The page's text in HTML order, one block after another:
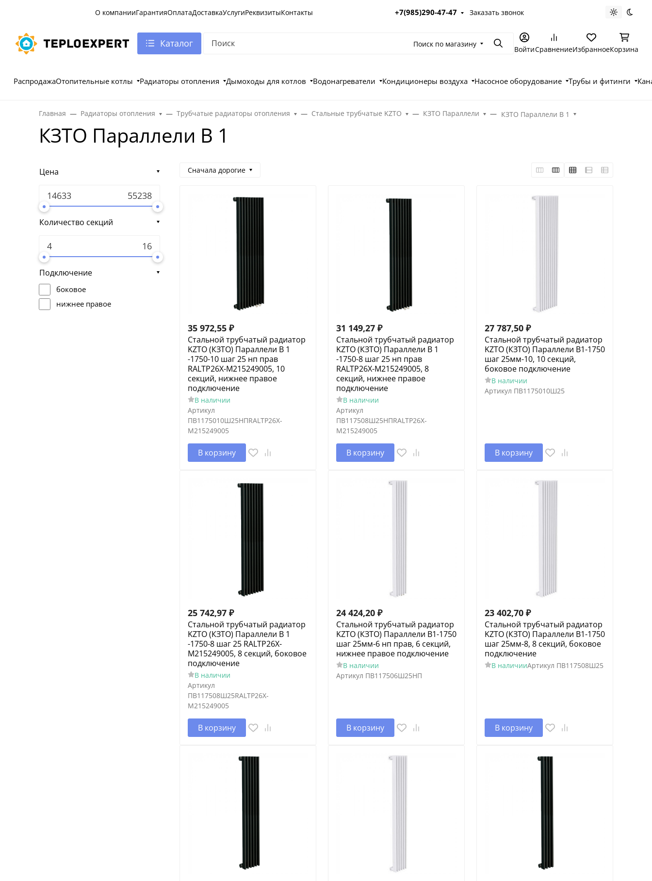
О компанииГарантияОплатаДоставкаУслугиРеквизитыКонтакты +7(985)290-47-47 Заказать звонок Светлая
Каталог Поиск по магазину ПоискВойтиСравнениеИзбранноеКорзина
РаспродажаОтопительные котлы Радиаторы отопления Дымоходы для котлов Водонагреватели Кондиционеры воздуха Насосное оборудование Трубы и фитинги
Главная Радиаторы отопления Трубчатые радиаторы отопления Стальные трубчатые KZTO КЗТО Параллели КЗТО Параллели В 1
КЗТО Параллели В 1
Цена
Количество секций
Подключение
боковое
нижнее правое
Сначала дорогие
35 972,55 ₽
Стальной трубчатый радиатор
KZTO (КЗТО) Параллели В 1
-1750-10 шаг 25 нп прав
RALTP26X-M215249005, 10
секций, нижнее правое
подключение
В наличии
Артикул
ПВ1175010Ш25НПRALTP26X-
M215249005
В корзину
31 149,27 ₽
Стальной трубчатый радиатор
KZTO (КЗТО) Параллели В 1
-1750-8 шаг 25 нп прав
RALTP26X-M215249005, 8
секций, нижнее правое
подключение
В наличии
Артикул
ПВ117508Ш25НПRALTP26X-
M215249005
В корзину
27 787,50 ₽
Стальной трубчатый радиатор
KZTO (КЗТО) Параллели В1-1750
шаг 25мм-10, 10 секций,
боковое подключение
В наличии
Артикул ПВ1175010Ш25
В корзину
25 742,97 ₽
Стальной трубчатый радиатор
KZTO (КЗТО) Параллели В 1
-1750-8 шаг 25 RALTP26X-
M215249005, 8 секций, боковое
подключение
В наличии
Артикул
ПВ117508Ш25RALTP26X-
M215249005
В корзину
24 424,20 ₽
Стальной трубчатый радиатор
KZTO (КЗТО) Параллели В1-1750
шаг 25мм-6 нп прав, 6 секций,
нижнее правое подключение
В наличии
Артикул ПВ117506Ш25НП
В корзину
23 402,70 ₽
Стальной трубчатый радиатор
KZTO (КЗТО) Параллели В1-1750
шаг 25мм-8, 8 секций, боковое
подключение
В наличииАртикул ПВ117508Ш25
В корзину